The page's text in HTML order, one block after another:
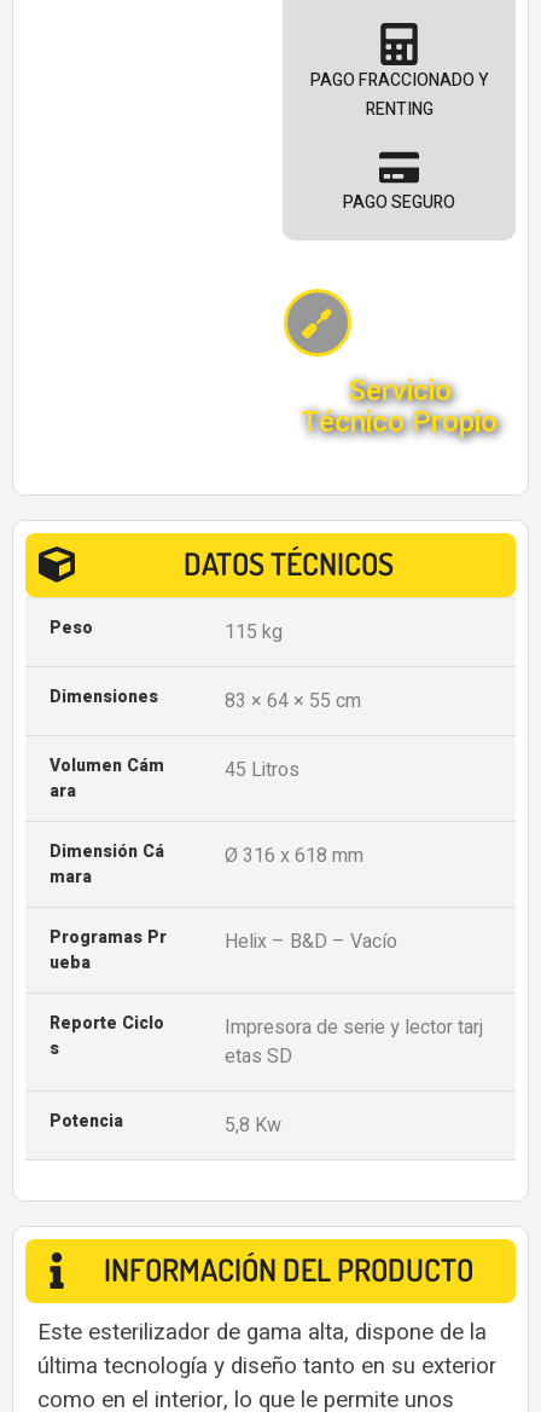
PAGO FRACCIONADO Y
RENTING
PAGO SEGURO
Servicio
Técnico Propio
DATOS TÉCNICOS
Peso 115 kg
Dimensiones 83 × 64 × 55 cm
Volumen Cám
Ara
45 Litros
Dimensión Cá
Mara
Ø 316 x 618 mm
Programas Pr
Ueba
Helix – B&D – Vacío
Reporte Ciclo
S
Impresora de serie y lector tarj
etas SD
Potencia 5,8 Kw
INFORMACIÓN DEL PRODUCTO
Este esterilizador de gama alta, dispone de la
última tecnología y diseño tanto en su exterior
como en el interior, lo que le permite unos